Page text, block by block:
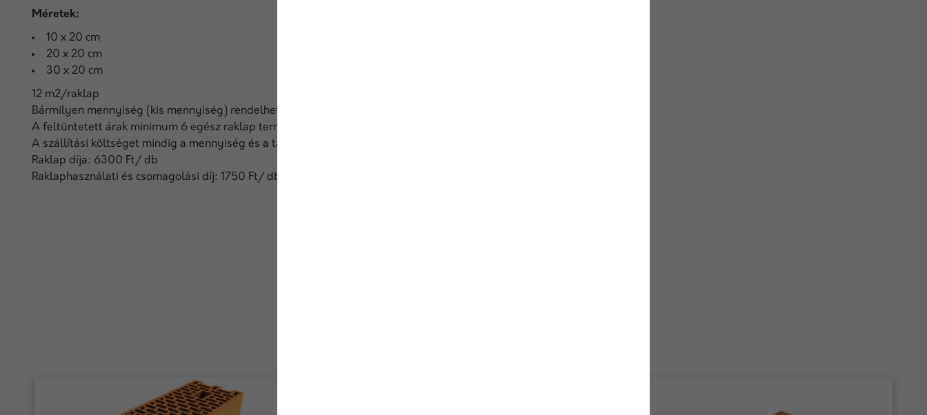
Méretek:
10 x 20 cm
20 x 20 cm
30 x 20 cm
12 m2/raklap
Bármilyen mennyiség (kis mennyiség) rendelhető egyedi árazás alapján.
A feltüntetett árak minimum 6 egész raklap termék megrendelése esetén értendők!
A szállítási költséget mindig a mennyiség és a távolság függvényében egyedileg kalkuláljuk, kérjen ajánlatot!
Raklap díja: 6300 Ft/ db
Raklaphasználati és csomagolási díj: 1750 Ft/ db